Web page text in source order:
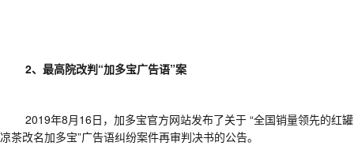
2、最高院改判“加多宝广告语”案
2019年8月16日，加多宝官方网站发布了关于 “全国销量领先的红罐
凉茶改名加多宝”广告语纠纷案件再审判决书的公告。